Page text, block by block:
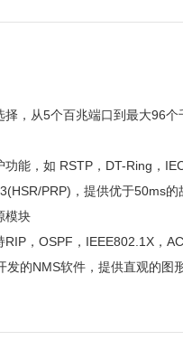
择，从5个百兆端口到最大96
功能，如 RSTP，DT-Ring，
PRP)，提供优于50ms的
模块
RIP，OSPF，IEEE802.1X，
发的NMS软件，提供直观的图